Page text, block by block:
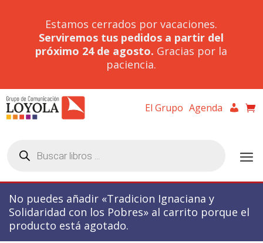
Estamos cerrados por vacaciones.
Serviremos tus pedidos a partir del
próximo 24 de agosto. Gracias por la
paciencia.
El Grupo Agenda
productos
No puedes añadir «Tradicion Ignaciana y
Solidaridad con los Pobres» al carrito porque el
producto está agotado.